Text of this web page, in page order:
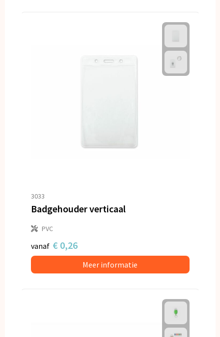
3033
Badgehouder verticaal
PVC
vanaf € 0,26
Meer informatie